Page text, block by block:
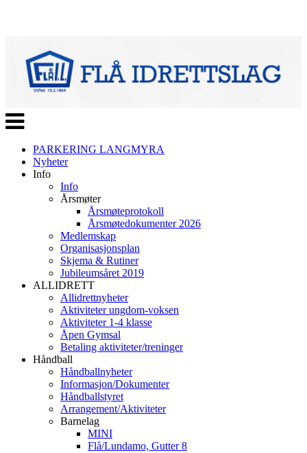
Veksle
navigasjon
PARKERING LANGMYRA
Nyheter
Info
Info
Årsmøter
Årsmøteprotokoll
Årsmøtedokumenter 2026
Medlemskap
Organisasjonsplan
Skjema & Rutiner
Jubileumsåret 2019
ALLIDRETT
Allidrettnyheter
Aktiviteter ungdom-voksen
Aktiviteter 1-4 klasse
Åpen Gymsal
Betaling aktiviteter/treninger
Håndball
Håndballnyheter
Informasjon/Dokumenter
Håndballstyret
Arrangement/Aktiviteter
Barnelag
MINI
Flå/Lundamo, Gutter 8